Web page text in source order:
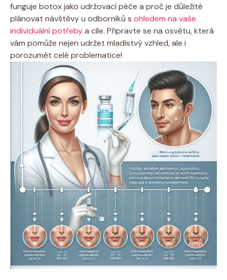
funguje​ botox jako udržovací péče ⁤a proč je důležité⁣
plánovat návštěvy u odborníků ⁣s ohledem na vaše
individuální potřebya⁤ cíle. Připravte‍ se na osvětu, ⁣která
vám pomůže nejen udržet mladistvý vzhled, ale i
porozumět celé problematice!